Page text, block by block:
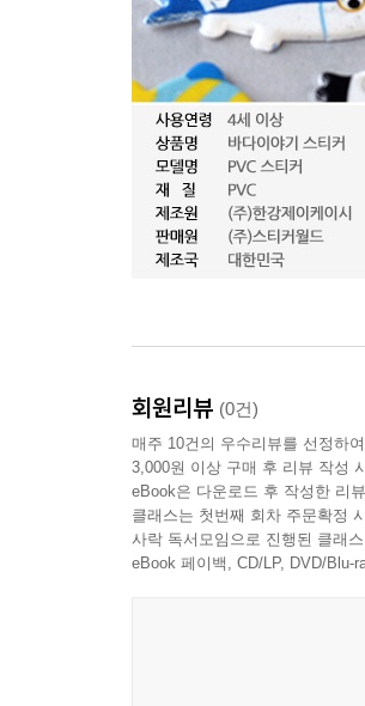
회원리뷰 (0건)
매주 10건의 우수리뷰를 선정하
3,000원 이상 구매 후 리뷰 작성
eBook은 다운로드 후 작성한 리
클래스는 첫번째 회차 주문확정
사락 독서모임으로 진행된 클래
eBook 페이백, CD/LP, DVD/